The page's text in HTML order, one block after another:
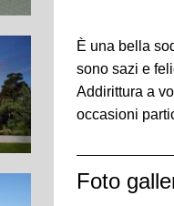
È una bella
sono sazi e
Addirittura a
occasioni
Foto